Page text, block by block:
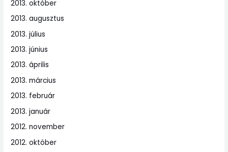
2013. október
2013. augusztus
2013. július
2013. június
2013. április
2013. március
2013. február
2013. január
2012. november
2012. október